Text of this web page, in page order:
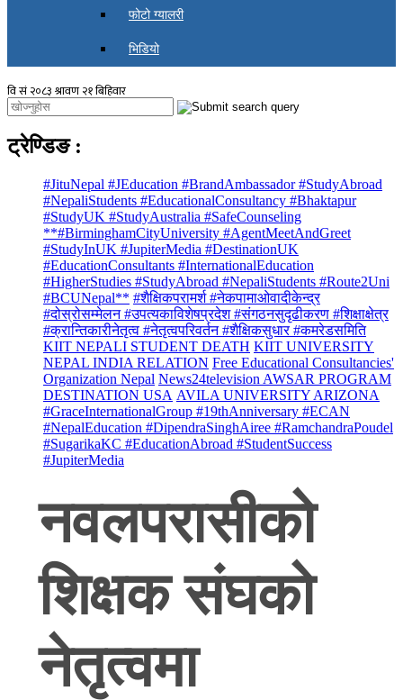
फोटो ग्यालरी
भिडियो
ट्रेण्डिङ :
#JituNepal #JEducation #BrandAmbassador #StudyAbroad
#NepaliStudents #EducationalConsultancy #Bhaktapur
#StudyUK #StudyAustralia #SafeCounseling
**#BirminghamCityUniversity #AgentMeetAndGreet
#StudyInUK #JupiterMedia #DestinationUK
#EducationConsultants #InternationalEducation
#HigherStudies #StudyAbroad #NepaliStudents #Route2Uni
#BCUNepal** #शैक्षिकपरामर्श #नेकपामाओवादीकेन्द्र
#दोस्रोसम्मेलन #उपत्यकाविशेषप्रदेश #संगठनसुदृढीकरण #शिक्षाक्षेत्र
#क्रान्तिकारीनेतृत्व #नेतृत्वपरिवर्तन #शैक्षिकसुधार #कमरेडसमिति
KIIT NEPALI STUDENT DEATH KIIT UNIVERSITY
NEPAL INDIA RELATION Free Educational Consultancies'
Organization Nepal News24television AWSAR PROGRAM
DESTINATION USA AVILA UNIVERSITY ARIZONA
#GraceInternationalGroup #19thAnniversary #ECAN
#NepalEducation #DipendraSinghAiree #RamchandraPoudel
#SugarikaKC #EducationAbroad #StudentSuccess
#JupiterMedia
नवलपरासीको
शिक्षक संघको
नेतृत्वमा